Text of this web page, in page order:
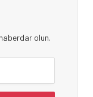
olun.